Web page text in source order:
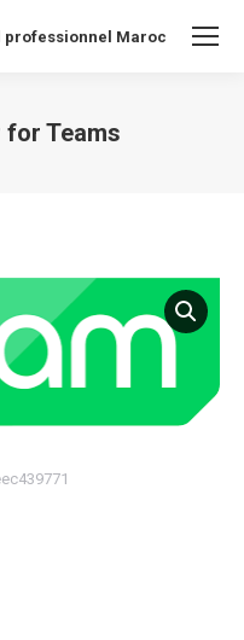
professionnel Maroc
for Teams